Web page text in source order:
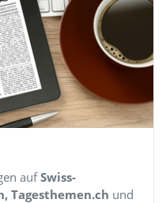
aufSwiss-
Tagesthemen.ch und